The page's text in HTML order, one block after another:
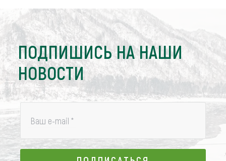
ПОДПИШИСЬ НА НАШИ
НОВОСТИ
Ваш e-mail *